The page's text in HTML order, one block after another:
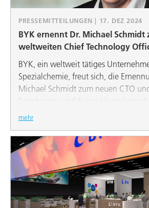
PRESSEMITTEILUNGEN | 17. DEZ 2024
BYK ernennt Dr. Michael Schmidt
weltweiten Chief Technology
BYK, ein weltweit tätiges
Spezialchemie, freut sich, die
Michael Schmidt zum neuen CTO
Forschungs- und Entwicklungsleiter
Dr. Michael Schmidt bringt eine
Erfahrung in den Bereichen
Entwicklung, Produktion und Technik
kommerziellen Funktionen mit.
mehr